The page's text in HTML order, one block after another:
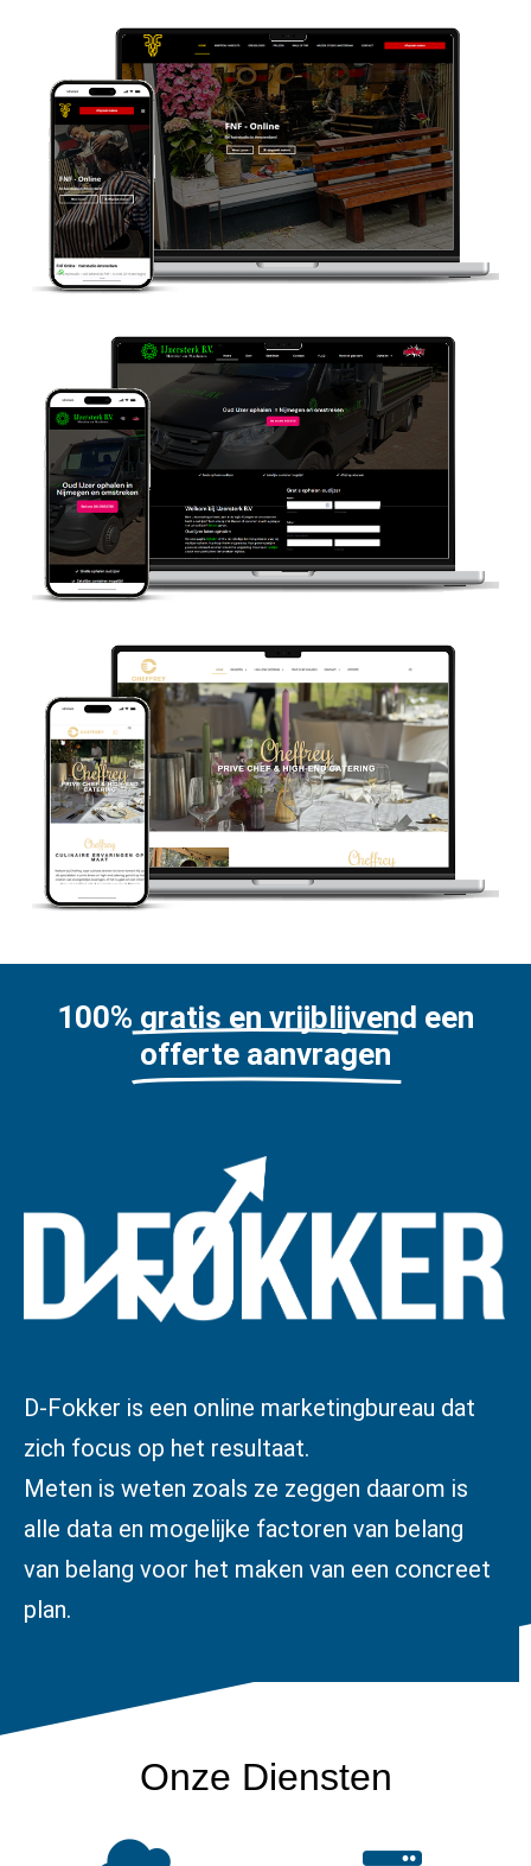
100% gratis en vrijblijvend een
offerte aanvragen
D-Fokker is een online marketingbureau dat
zich focus op het resultaat.
Meten is weten zoals ze zeggen daarom is
alle data en mogelijke factoren van belang
van belang voor het maken van een concreet
plan.
Onze Diensten